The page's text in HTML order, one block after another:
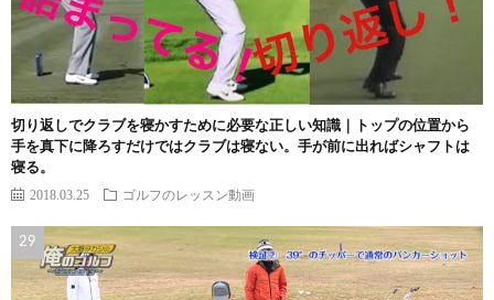
切り返しでクラブを寝かすために必要な正しい知識｜トップの位置から
手を真下に降ろすだけではクラブは寝ない。手が前に出ればシャフトは
寝る。
2018.03.25 ゴルフのレッスン動画